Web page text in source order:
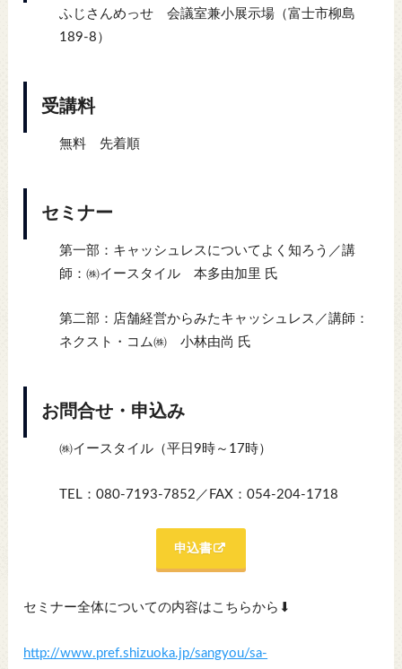
ふじさんめっせ 会議室兼小展示場（富士市柳島
189-8）
受講料
無料 先着順
セミナー
第一部：キャッシュレスについてよく知ろう／講
師：㈱イースタイル 本多由加里 氏
第二部：店舗経営からみたキャッシュレス／講師：
ネクスト・コム㈱ 小林由尚 氏
お問合せ・申込み
㈱イースタイル（平日9時～17時）
TEL：080-7193-7852／FAX：054-204-1718
申込書
セミナー全体についての内容はこちらから⬇
http://www.pref.shizuoka.jp/sangyou/sa-